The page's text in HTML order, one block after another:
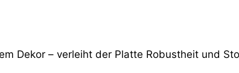
Dekor – verleiht der Platte Robustheit und